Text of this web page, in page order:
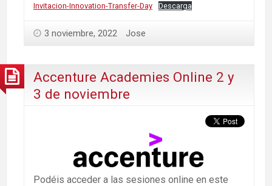
Invitacion-Innovation-Transfer-Day
Descarga
3 noviembre, 2022 Jose
Accenture Academies Online 2 y
3 de noviembre
Podéis acceder a las sesiones online en este